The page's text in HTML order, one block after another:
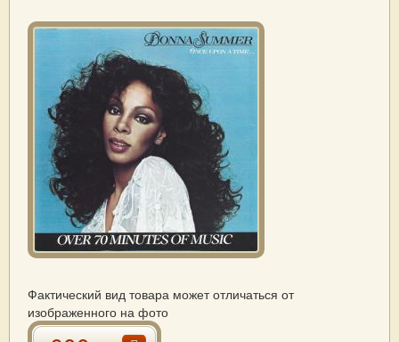
Фактический вид товара может отличаться от
изображенного на фото